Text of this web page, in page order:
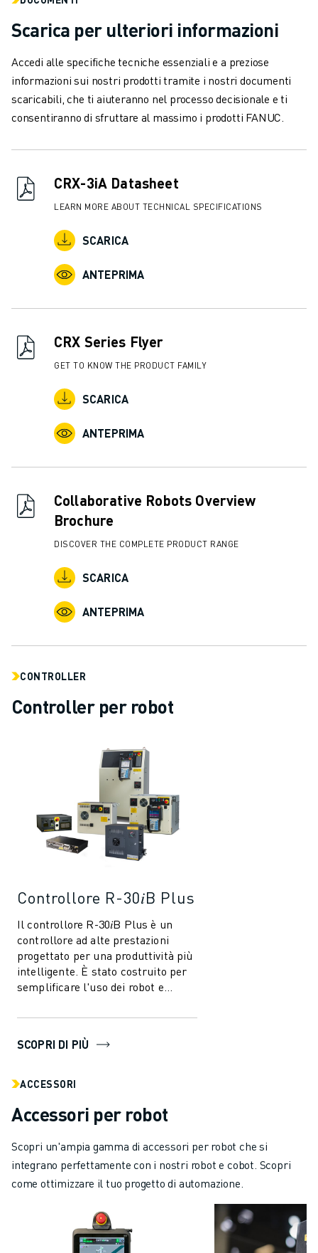
SOLUZIONI PER L’INDUSTRIA
SOLUZIONI PER EDUCATION
WORLDSKILLS E GIOVANI TALENTI
NOTIZIE E MEDIA
NOTIZIE E MEDIA
EVENTI
GIORNATE PORTE APERTE
INFORMAZIONI SU FANUC
FANUC IN EUROPA
LE NOSTRE SEDI
SOSTENIBILITÀ
DAI FORMA AL TUO FUTURO CON FANUC
UNISCITI A NOI " CAREER PORTAL
FILIALI
NOTE LEGALI
Scarica per ulteriori informazioni
Accedi alle specifiche tecniche essenziali e a preziose
informazioni sui nostri prodotti tramite i nostri documenti
scaricabili, che ti aiuteranno nel processo decisionale e ti
consentiranno di sfruttare al massimo i prodotti FANUC.
CRX-3iA Datasheet
LEARN MORE ABOUT TECHNICAL SPECIFICATIONS
SCARICA
ANTEPRIMA
CRX Series Flyer
GET TO KNOW THE PRODUCT FAMILY
SCARICA
ANTEPRIMA
Collaborative Robots Overview
Brochure
DISCOVER THE COMPLETE PRODUCT RANGE
SCARICA
ANTEPRIMA
CONTROLLER
Controller per robot
Controllore R-30𝑖B Plus
Il controllore R-30𝑖B Plus è un
controllore ad alte prestazioni
progettato per una produttività più
intelligente. È stato costruito per
semplificare l'uso dei robot e
SCOPRI DI PIÙ
ACCESSORI
Accessori per robot
Scopri un'ampia gamma di accessori per robot che si
integrano perfettamente con i nostri robot e cobot. Scopri
come ottimizzare il tuo progetto di automazione.